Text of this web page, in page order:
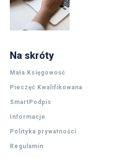
Na skróty
Mała Księgowość
Pieczęć Kwalifikowana
SmartPodpis
Informacje
Polityka prywatności
Regulamin